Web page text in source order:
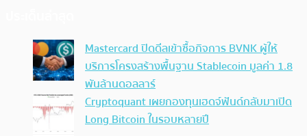
Mastercard ปิดดีลเข้าซื้อกิจการ BVNK ผู้ให้
บริการโครงสร้างพื้นฐาน Stablecoin มูลค่า 1.8
พันล้านดอลลาร์
Cryptoquant เผยกองทุนเฮดจ์ฟันด์กลับมาเปิด
Long Bitcoin ในรอบหลายปี